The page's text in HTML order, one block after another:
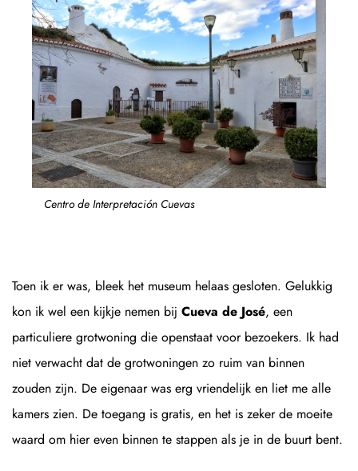
Centro de Interpretación Cuevas
Toen ik er was, bleek het museum helaas gesloten. Gelukkig
kon ik wel een kijkje nemen bij Cueva de José, een
particuliere grotwoning die openstaat voor bezoekers. Ik had
niet verwacht dat de grotwoningen zo ruim van binnen
zouden zijn. De eigenaar was erg vriendelijk en liet me alle
kamers zien. De toegang is gratis, en het is zeker de moeite
waard om hier even binnen te stappen als je in de buurt bent.